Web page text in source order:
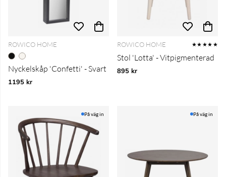
ROWICO HOME
Nyckelskåp 'Confetti' - Svart
1195 kr
ROWICO HOME ★★★★★
Stol 'Lotta' - Vitpigmenterad
895 kr
På väg in På väg in